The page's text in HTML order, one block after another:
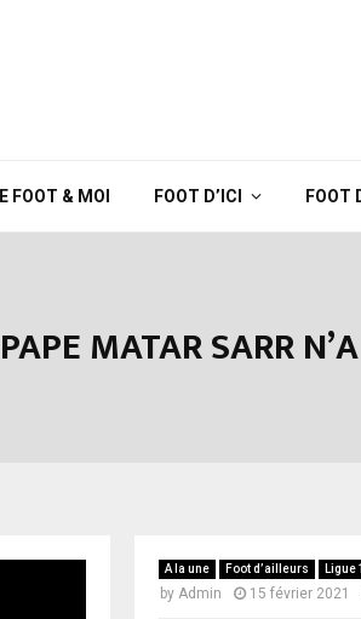
FOOT & MOI FOOT D’ICI FOOT
MATAR SARR
A la une Foot d’ailleurs Ligue 1
by Admin 15 février 2021